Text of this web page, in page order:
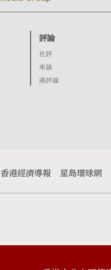
評論
社評
來論
港評論
香港經濟導報 星島環球網